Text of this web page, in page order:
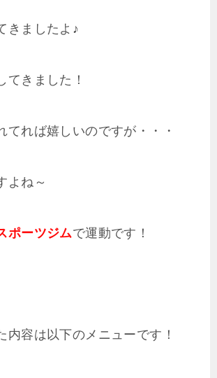
きましたよ♪
てきました！
てれば嬉しいのですが・・・
よね～
ポーツジムで運動です！
内容は以下のメニューです！